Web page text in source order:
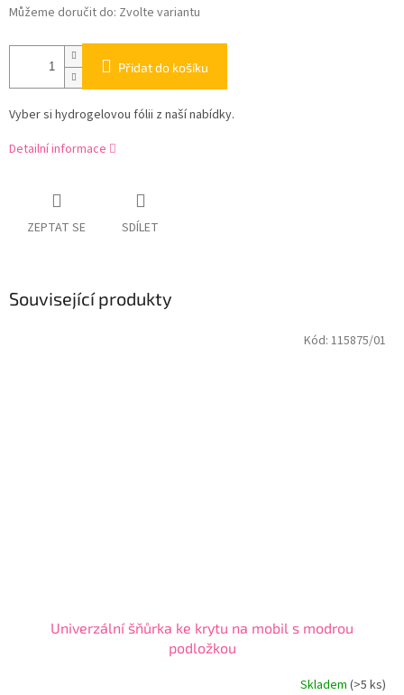
Můžeme doručit do: Zvolte variantu
Přidat do košíku
Vyber si hydrogelovou fólii z naší nabídky.
Detailní informace
ZEPTAT SE SDÍLET
Související produkty
Univerzální šňůrka ke krytu na mobil s modrou
podložkou
Skladem(>5 ks)
Kód: 115875/01